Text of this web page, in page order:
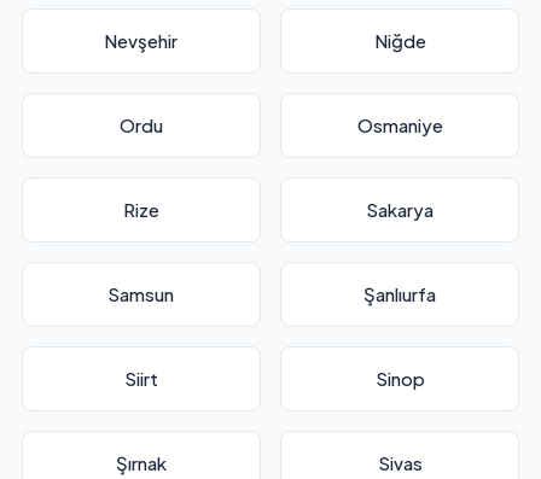
Nevşehir Niğde
Ordu Osmaniye
Rize Sakarya
Samsun Şanlıurfa
Siirt Sinop
Şırnak Sivas